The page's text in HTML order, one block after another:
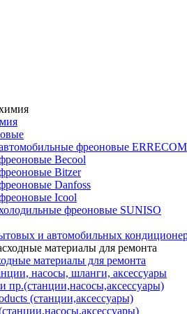
фреоновые ERRECOM
Becool
Bitzer
Danfoss
Icool
фреоновые SUNISO
и автомобильных
материалы для ремонта
насосы, шланги, аксессуары
пр.(станции,насосы,аксессуары)
(станции,аксессуары)